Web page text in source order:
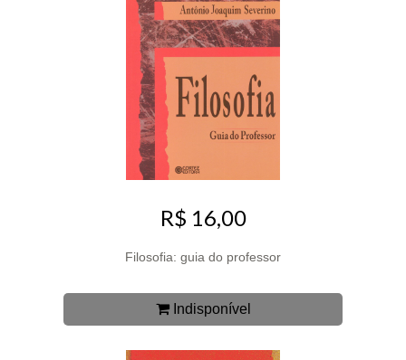
R$ 16,00
Filosofia: guia do professor
Indisponível